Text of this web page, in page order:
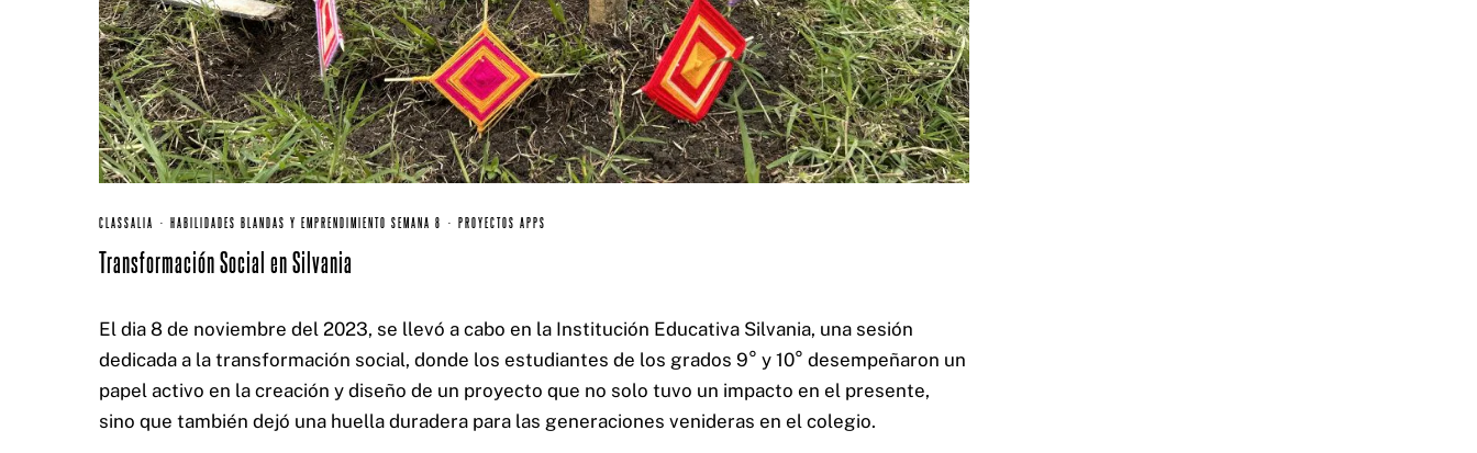
CLASSALIA · HABILIDADES BLANDAS Y EMPRENDIMIENTO SEMANA 8 · PROYECTOS APPS
Transformación Social en Silvania
El dia 8 de noviembre del 2023, se llevó a cabo en la Institución Educativa Silvania, una sesión
dedicada a la transformación social, donde los estudiantes de los grados 9° y 10° desempeñaron un
papel activo en la creación y diseño de un proyecto que no solo tuvo un impacto en el presente,
sino que también dejó una huella duradera para las generaciones venideras en el colegio.
Cel: +57 3184183054
Email: hi@classalia.com
NIT 901563545
Cra 18 No 8 – 30
Neiva – Huila – Colombia
CERTIFICACIONES: